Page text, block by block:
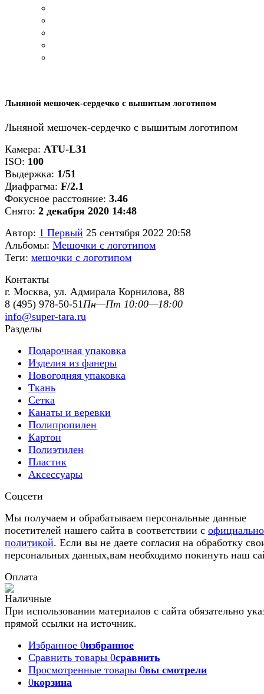
Льняной мешочек-сердечко с вышитым логотипом
Льняной мешочек-сердечко с вышитым логотипом
Камера: ATU-L31
ISO: 100
Выдержка: 1/51
Диафрагма: F/2.1
Фокусное расстояние: 3.46
Снято: 2 декабря 2020 14:48
Автор: 1 Первый 25 сентября 2022 20:58
Альбомы: Мешочки с логотипом
Теги: мешочки с логотипом
Контакты
г. Москва, ул. Адмирала Корнилова, 88
8 (495) 978-50-51Пн—Пт 10:00—18:00
info@super-tara.ru
Разделы
Подарочная упаковка
Изделия из фанеры
Новогодняя упаковка
Ткань
Сетка
Канаты и веревки
Полипропилен
Картон
Полиэтилен
Пластик
Аксессуары
Соцсети
Мы получаем и обрабатываем персональные данные
посетителей нашего сайта в соответствии с
политикой. Если вы не даете согласия на обработку
персональных данных,вам необходимо покинуть наш
Оплата
При использовании материалов с сайта обязательно
прямой ссылки на источник.
Избранное 0избранное
Сравнить товары 0сравнить
Просмотренные товары 0вы смотрели
0корзина